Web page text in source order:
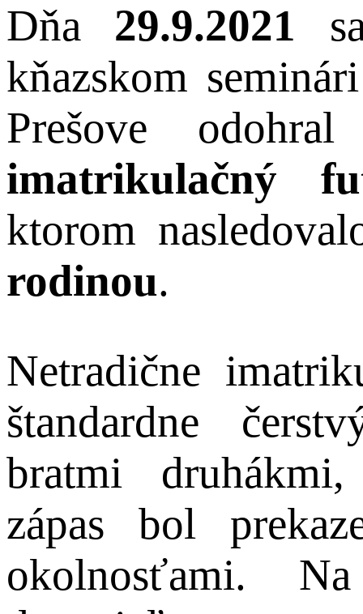
Dňa 29.9.2021
kňazskom
Prešove
imatrikulačný
ktorom
rodinou.
Netradične
štandardne
bratmi
zápas bol
okolnosťami.